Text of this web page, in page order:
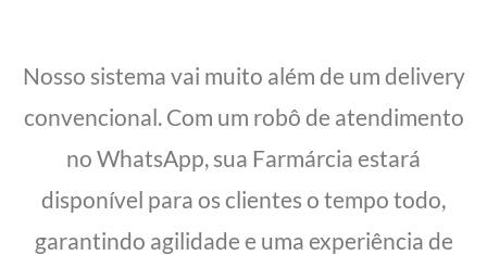
Nosso sistema vai muito além de um delivery
convencional. Com um robô de atendimento
no WhatsApp, sua Farmárcia estará
disponível para os clientes o tempo todo,
garantindo agilidade e uma experiência de